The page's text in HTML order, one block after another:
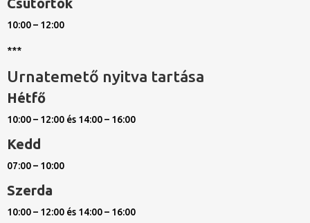
Csütörtök
10:00 – 12:00
***
Urnatemető nyitva tartása
Hétfő
10:00 – 12:00 és 14:00 – 16:00
Kedd
07:00 – 10:00
Szerda
10:00 – 12:00 és 14:00 – 16:00